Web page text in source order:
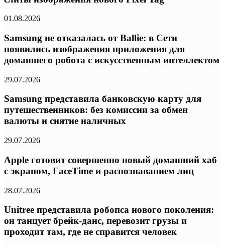
01.08.2026
Samsung не отказалась от Ballie: в Сети
появились изображения приложения для
домашнего робота с искусственным интеллектом
29.07.2026
Samsung представила банковскую карту для
путешественников: без комиссии за обмен
валюты и снятие наличных
29.07.2026
Apple готовит совершенно новый домашний хаб
с экраном, FaceTime и распознаванием лиц
28.07.2026
Unitree представила робопса нового поколения:
он танцует брейк-данс, перевозит грузы и
проходит там, где не справится человек